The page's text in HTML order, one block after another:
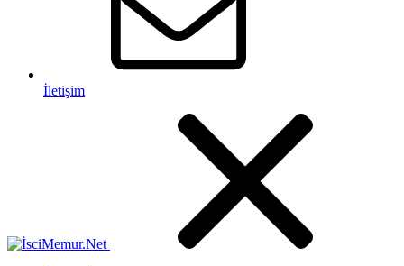
İletişim